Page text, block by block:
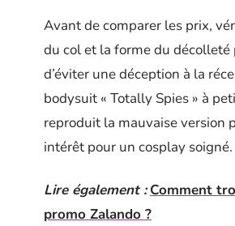
Avant de comparer les prix,
du col et la forme du décolleté
d’éviter une déception à la
bodysuit « Totally Spies » à
reproduit la mauvaise version
intérêt pour un cosplay soigné.
Lire également : Comment
promo Zalando ?